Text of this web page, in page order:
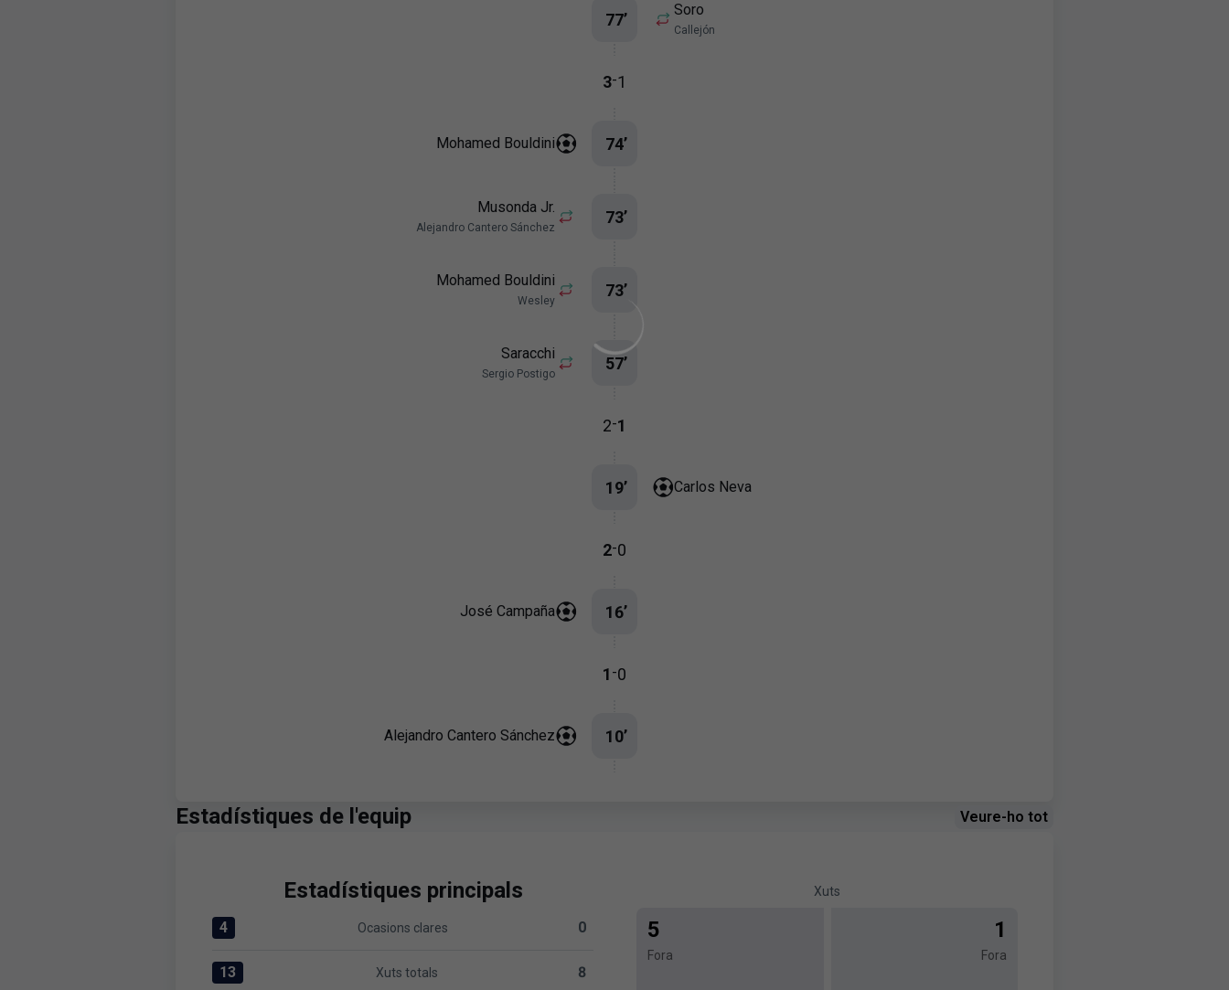
Soro
Callejón
77’
3-1
Mohamed Bouldini 74’
Musonda Jr.
Alejandro Cantero Sánchez
73’
Mohamed Bouldini
Wesley
73’
Saracchi
Sergio Postigo
57’
2-1
Carlos Neva
19’
2-0
José Campaña 16’
1 -0
Alejandro Cantero Sánchez 10’
Estadístiques de l'equip Veure-ho tot
Estadístiques principals
Ocasions clares:Levante UD 4 versus Granada CF 0
4 Ocasions clares 0
Xuts totals:Levante UD 13 versus Granada CF 8
13 Xuts totals 8
Xuts
5
Fora
1
Fora